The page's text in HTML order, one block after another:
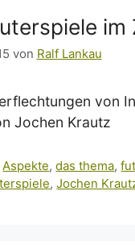
im
von Ralf Lankau
von
Jochen Krautz
Aspekte,das thema,
,Jochen